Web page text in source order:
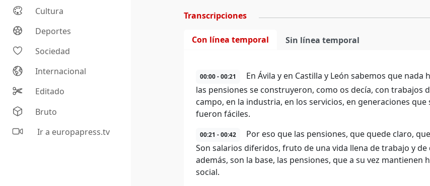
Cultura
Deportes
Sociedad
Internacional
Editado
Bruto
Ir a europapress.tv
Transcripciones
Con línea temporal Sin línea temporal
00:00 - 00:21
En Ávila y en Castilla y León sabemos que
las pensiones se construyeron, como os decía, con trabajos
campo, en la industria, en los servicios, en generaciones
fueron fáciles.
00:21 - 00:42
Por eso que las pensiones, que quede claro,
Son salarios diferidos, fruto de una vida llena de trabajo y
además, son la base, las pensiones, que a su vez
social.